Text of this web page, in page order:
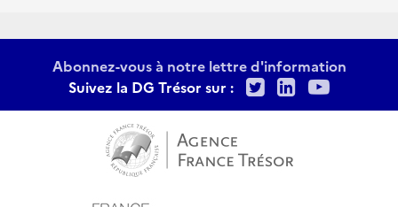
Abonnez-vous à notre lettre d'information
Suivez la DG Trésor sur :
TwitterLinkedIn